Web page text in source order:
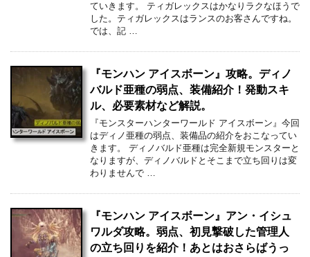
ていきます。 ティガレックスはかなりラクなほうで
した。ティガレックスはランスのお客さんですね。
では、記 …
『モンハン アイスボーン』攻略。ディノ
バルド亜種の弱点、装備紹介！発動スキ
ル、必要素材など解説。
『モンスターハンターワールド アイスボーン』今回
はディノ亜種の弱点、装備品の紹介をおこなってい
きます。 ディノバルド亜種は完全新規モンスターと
なりますが、ディノバルドとそこまで立ち回りは変
わりませんで …
『モンハン アイスボーン』アン・イシュ
ワルダ攻略。弱点、初見撃破した管理人
の立ち回りを紹介！あとはおさらばうっ